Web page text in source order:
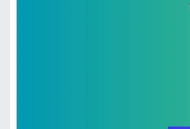
din Microsoft Edge